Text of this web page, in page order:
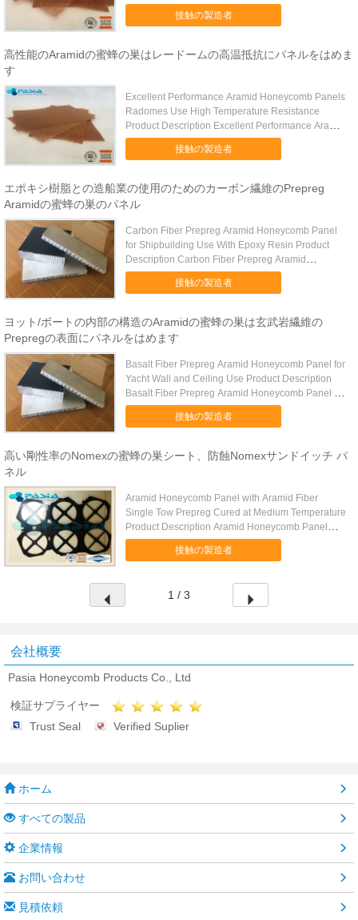
Temperature ...
接触の製造者
高性能のAramidの蜜蜂の巣はレードームの高温抵抗にパネルをはめま
す
Excellent Performance Aramid Honeycomb Panels
Radomes Use High Temperature Resistance
Product Description Excellent Performance Aramid
Honeycomb ...
接触の製造者
エポキシ樹脂との造船業の使用のためのカーボン繊維のPrepreg
Aramidの蜜蜂の巣のパネル
Carbon Fiber Prepreg Aramid Honeycomb Panel
for Shipbuilding Use With Epoxy Resin Product
Description Carbon Fiber Prepreg Aramid
Honeycomb Panel for ...
接触の製造者
ヨット/ボートの内部の構造のAramidの蜜蜂の巣は玄武岩繊維の
Prepregの表面にパネルをはめます
Basalt Fiber Prepreg Aramid Honeycomb Panel for
Yacht Wall and Ceiling Use Product Description
Basalt Fiber Prepreg Aramid Honeycomb Panel for
Yacht ...
接触の製造者
高い剛性率のNomexの蜜蜂の巣シート、防蝕Nomexサンドイッチ パ
ネル
Aramid Honeycomb Panel with Aramid Fiber
Single Tow Prepreg Cured at Medium Temperature
Product Description Aramid Honeycomb Panel
with Aramid Fiber ...
接触の製造者
1 / 3
会社概要
Pasia Honeycomb Products Co., Ltd
検証サプライヤー
Trust Seal
Verified Suplier
ホーム
すべての製品
企業情報
お問い合わせ
見積依頼